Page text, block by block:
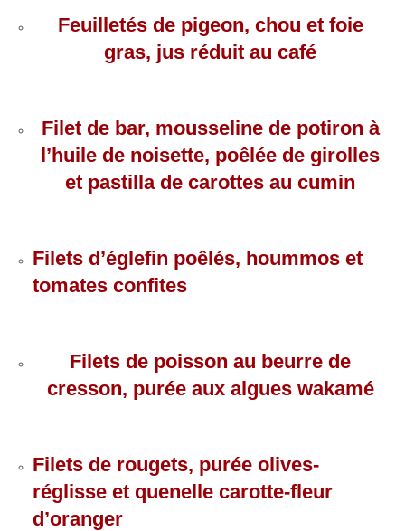
Feuilletés de pigeon, chou et foie
gras, jus réduit au café
Filet de bar, mousseline de potiron à
l’huile de noisette, poêlée de girolles
et pastilla de carottes au cumin
Filets d’églefin poêlés, hoummos et
tomates confites
Filets de poisson au beurre de
cresson, purée aux algues wakamé
Filets de rougets, purée olives-
réglisse et quenelle carotte-fleur
d’oranger